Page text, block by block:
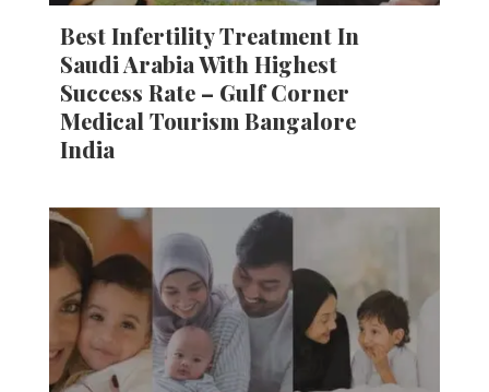
Best Infertility Treatment In
Saudi Arabia With Highest
Success Rate – Gulf Corner
Medical Tourism Bangalore
India